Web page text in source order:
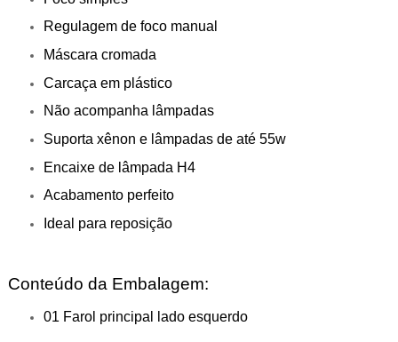
Regulagem de foco manual
Máscara cromada
Carcaça em plástico
Não acompanha lâmpadas
Suporta xênon e lâmpadas de até 55w
Encaixe de lâmpada H4
Acabamento perfeito
Ideal para reposição
Conteúdo da Embalagem:
01 Farol principal lado esquerdo